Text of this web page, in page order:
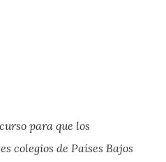
para que los
colegios de Países Bajos